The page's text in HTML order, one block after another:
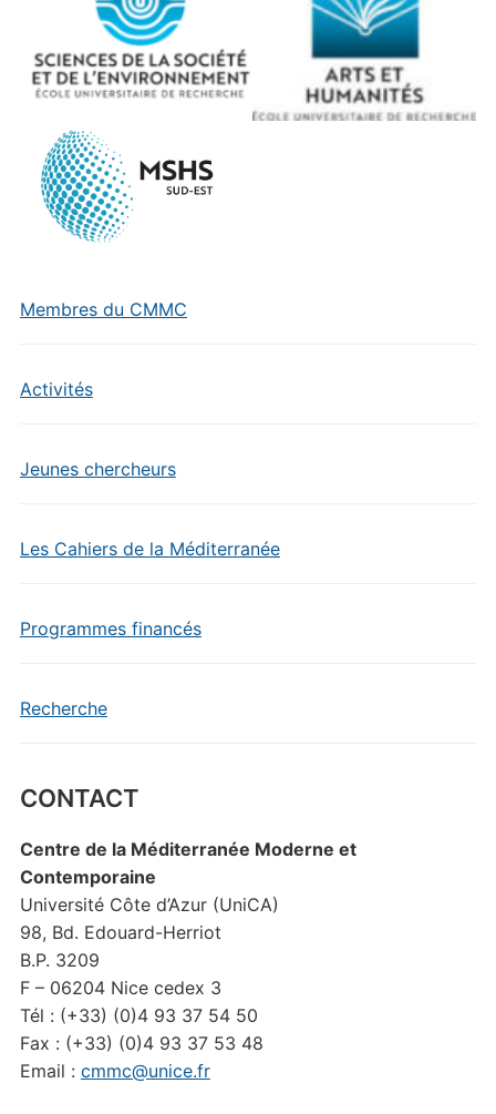
Membres du CMMC
Activités
Jeunes chercheurs
Les Cahiers de la Méditerranée
Programmes financés
Recherche
CONTACT
Centre de la Méditerranée Moderne et
Contemporaine
Université Côte d’Azur (UniCA)
98, Bd. Edouard-Herriot
B.P. 3209
F – 06204 Nice cedex 3
Tél : (+33) (0)4 93 37 54 50
Fax : (+33) (0)4 93 37 53 48
Email : cmmc@unice.fr